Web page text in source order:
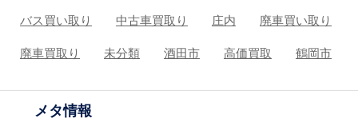
バス買い取り 中古車買取り 庄内 廃車買い取り
廃車買取り 未分類 酒田市 高価買取 鶴岡市
メタ情報